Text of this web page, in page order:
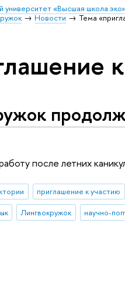
университет «Высшая школа
Новости Тема
после летних
приглашение к участию
Лингвокружок научно-